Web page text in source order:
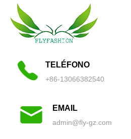
TELÉFONO
+86-13066382540
EMAIL
admin@fly-gz.com